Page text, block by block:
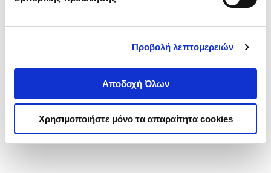
Προβολή λεπτομερειών
Αποδοχή Όλων
Χρησιμοποιήστε μόνο τα απαραίτητα cookies